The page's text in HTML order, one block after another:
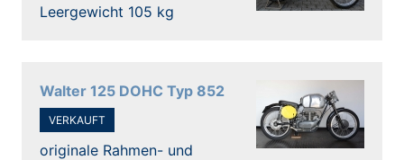
Leergewicht 105 kg
Walter 125 DOHC Typ 852
VERKAUFT
originale Rahmen- und